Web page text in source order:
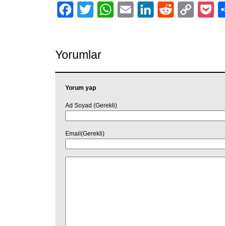
Facebook
TwitterWhatsApp
EmailLinkedIn
Reddit
Yorumlar
Yorum yap
Ad Soyad (Gerekli)
Email(Gerekli)